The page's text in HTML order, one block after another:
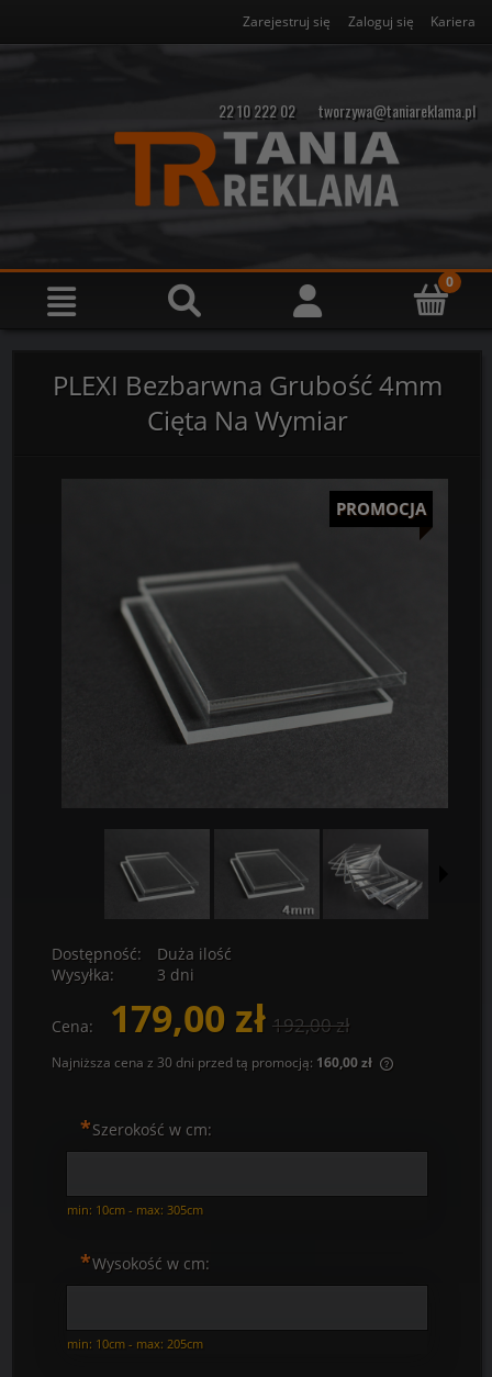
Zarejestruj się Zaloguj się Kariera
22 10 222 02 tworzywa@taniareklama.pl
PLEXI Bezbarwna Grubość 4mm
Cięta Na Wymiar
PROMOCJA
Dostępność:
Duża ilość
Wysyłka:
3 dni
Cena: 179,00 zł 192,00 zł
Najniższa cena z 30 dni przed tą promocją: 160,00 zł
sprzedaży.
*Szerokość w cm:
min: 10cm - max: 305cm
*Wysokość w cm:
min: 10cm - max: 205cm